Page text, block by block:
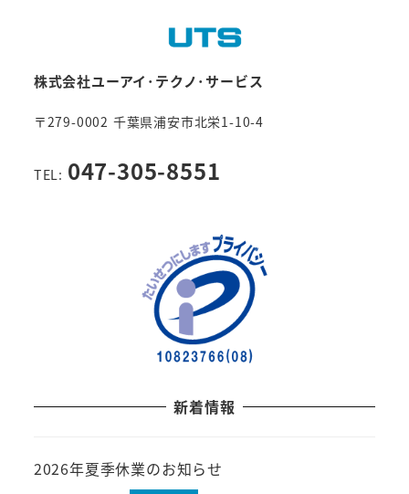
ジ
送
り
株式会社ユーアイ･テクノ･サービス
〒279-0002 千葉県浦安市北栄1-10-4
TEL: 047-305-8551
新着情報
2026年夏季休業のお知らせ